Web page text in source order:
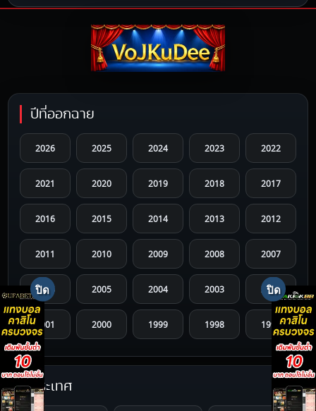
ปีที่ออกฉาย
2026 2025 2024 2023 2022
2021 2020 2019 2018 2017
2016 2015 2014 2013 2012
2011 2010 2009 2008 2007
2006 2005 2004 2003 2002
2001 2000 1999 1998 1997
1996 1995 1994 1993 1992
1991 1987
ประเทศ